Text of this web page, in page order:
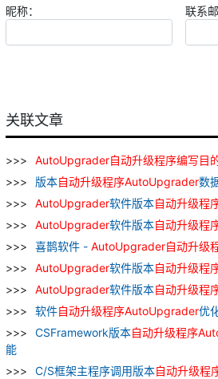
昵称： 联系邮
关联文章
AutoUpgrader自动升级程序编写目
版本自动升级程序AutoUpgrader数
AutoUpgrader软件版本自动升级程
AutoUpgrader软件版本自动升级程
喜鹊软件 - AutoUpgrader自动升级
AutoUpgrader软件版本自动升级程
AutoUpgrader软件版本自动升级程
软件自动升级程序AutoUpgrader优
CSFramework版本自动升级程序
能
C/S框架主程序调用版本自动升级程